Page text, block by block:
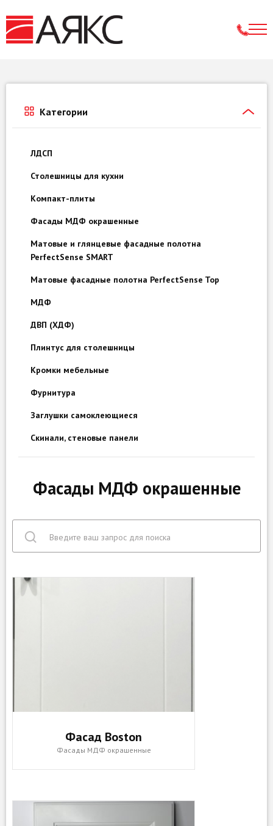
Категории
ЛДСП
Столешницы для кухни
Компакт-плиты
Фасады МДФ окрашенные
Матовые и глянцевые фасадные полотна
PerfectSense SMART
Матовые фасадные полотна PerfectSense Top
МДФ
ДВП (ХДФ)
Плинтус для столешницы
Кромки мебельные
Фурнитура
Заглушки самоклеющиеся
Скинали, стеновые панели
Фасады МДФ окрашенные
Фасад Boston
Фасады МДФ окрашенные